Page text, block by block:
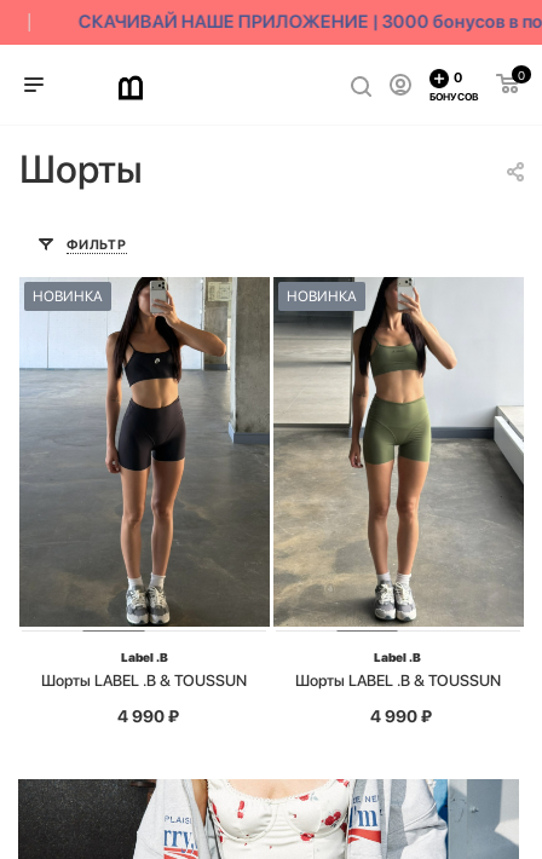
СКАЧИВАЙ НАШЕ ПРИЛОЖЕНИЕ | 3000 бонусов в
0
0
БОНУСОВ
Шорты
ФИЛЬТР
НОВИНКА
Label .B
Шорты LABEL .B & TOUSSUN
4 990₽
НОВИНКА
Label .B
Шорты LABEL .B & TOUSSUN
4 990₽